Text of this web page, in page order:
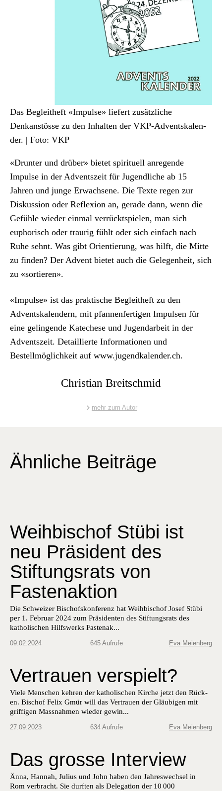
Das Beglei­theft «Impulse» liefert zusät­zliche
Denkanstösse zu den Inhal­ten der VKP-Adventskalen­
der. | Foto: VKP
«Drunter und drüber» bietet spir­ituell anre­gende
Impulse in der Adventszeit für Jugendliche ab 15
Jahren und junge Erwach­sene. Die Texte regen zur
Diskus­sion oder Reflex­ion an, ger­ade dann, wenn die
Gefüh­le wieder ein­mal ver­rück­t­spie­len, man sich
eupho­risch oder trau­rig fühlt oder sich ein­fach nach
Ruhe sehnt. Was gibt Ori­en­tierung, was hil­ft, die Mitte
zu find­en? Der Advent bietet auch die Gele­gen­heit, sich
zu «sortieren».
«Impulse» ist das prak­tis­che Beglei­theft zu den
Adventskalen­dern, mit pfan­nen­fer­ti­gen Impulsen für
eine gelin­gende Kat­e­ch­ese und Jugen­dar­beit in der
Adventszeit. Detail­lierte Infor­ma­tio­nen und
Bestellmöglichkeit auf www.jugendkalender.ch.
Christian Breitschmid
mehr zum Autor
Ähnliche Beiträge
Weihbischof Stübi ist
neu Präsident des
Stiftungsrats von
Fastenaktion
Die Schweiz­er Bischof­skon­ferenz hat Wei­h­bischof Josef Stübi
per 1. Feb­ru­ar 2024 zum Präsi­den­ten des Stiftungsrats des
katholis­chen Hil­f­swerks Fas­te­nak...
09.02.2024 645 Aufrufe Eva Meienberg
Vertrauen verspielt?
Viele Men­schen kehren der katholis­chen Kirche jet­zt den Rück­
en. Bischof Felix Gmür will das Ver­trauen der Gläu­bi­gen mit
grif­fi­gen Mass­nah­men wieder gewin­...
27.09.2023 634 Aufrufe Eva Meienberg
Das grosse Interview
Änna, Hannah, Julius und John haben den Jahreswechsel in
Rom verbracht. Sie durften als Delegation der 10 000